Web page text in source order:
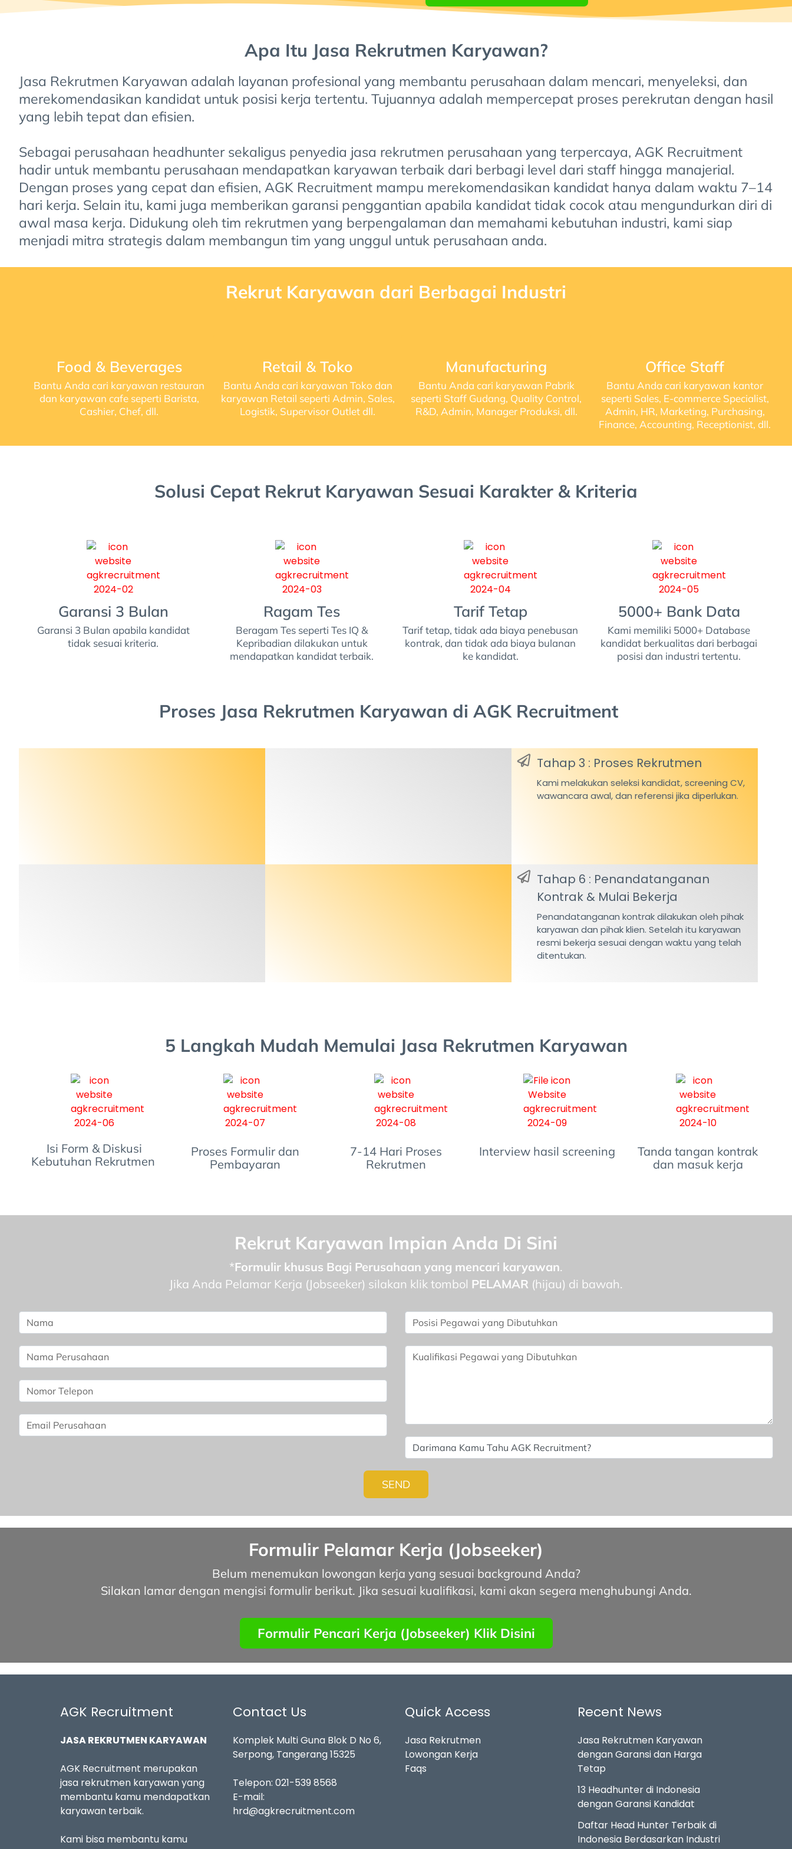
Apa Itu Jasa Rekrutmen Karyawan?
Jasa Rekrutmen Karyawan adalah layanan profesional yang membantu perusahaan dalam mencari, menyeleksi, dan
merekomendasikan kandidat untuk posisi kerja tertentu. Tujuannya adalah mempercepat proses perekrutan dengan hasil
yang lebih tepat dan efisien.
Sebagai perusahaan headhunter sekaligus penyedia jasa rekrutmen perusahaan yang terpercaya, AGK Recruitment
hadir untuk membantu perusahaan mendapatkan karyawan terbaik dari berbagi level dari staff hingga manajerial.
Dengan proses yang cepat dan efisien, AGK Recruitment mampu merekomendasikan kandidat hanya dalam waktu 7–14
hari kerja. Selain itu, kami juga memberikan garansi penggantian apabila kandidat tidak cocok atau mengundurkan diri di
awal masa kerja. Didukung oleh tim rekrutmen yang berpengalaman dan memahami kebutuhan industri, kami siap
menjadi mitra strategis dalam membangun tim yang unggul untuk perusahaan anda.
Rekrut Karyawan dari Berbagai Industri
Food & Beverages
Bantu Anda cari karyawan restauran
dan karyawan cafe seperti Barista,
Cashier, Chef, dll.
Retail & Toko
Bantu Anda cari karyawan Toko dan
karyawan Retail seperti Admin, Sales,
Logistik, Supervisor Outlet dll.
Manufacturing
Bantu Anda cari karyawan Pabrik
seperti Staff Gudang, Quality Control,
R&D, Admin, Manager Produksi, dll.
Office Staff
Bantu Anda cari karyawan kantor
seperti Sales, E-commerce Specialist,
Admin, HR, Marketing, Purchasing,
Finance, Accounting, Receptionist, dll.
Solusi Cepat Rekrut Karyawan Sesuai Karakter & Kriteria
Garansi 3 Bulan
Garansi 3 Bulan apabila kandidat
tidak sesuai kriteria.
Ragam Tes
Beragam Tes seperti Tes IQ &
Kepribadian dilakukan untuk
mendapatkan kandidat terbaik.
Tarif Tetap
Tarif tetap, tidak ada biaya penebusan
kontrak, dan tidak ada biaya bulanan
ke kandidat.
5000+ Bank Data
Kami memiliki 5000+ Database
kandidat berkualitas dari berbagai
posisi dan industri tertentu.
Proses Jasa Rekrutmen Karyawan di AGK Recruitment
bekerja.
Tahap 3 : Proses Rekrutmen
Kami melakukan seleksi kandidat, screening CV,
wawancara awal, dan referensi jika diperlukan.
Tahap 6 : Penandatanganan
Kontrak & Mulai Bekerja
Penandatanganan kontrak dilakukan oleh pihak
karyawan dan pihak klien. Setelah itu karyawan
resmi bekerja sesuai dengan waktu yang telah
ditentukan.
5 Langkah Mudah Memulai Jasa Rekrutmen Karyawan
Isi Form & Diskusi
Kebutuhan Rekrutmen
Proses Formulir dan
Pembayaran
7-14 Hari Proses
Rekrutmen
Interview hasil screening
Tanda tangan kontrak
dan masuk kerja
Rekrut Karyawan Impian Anda Di Sini
*Formulir khusus Bagi Perusahaan yang mencari karyawan.
Jika Anda Pelamar Kerja (Jobseeker) silakan klik tombol PELAMAR (hijau) di bawah.​
SEND
Formulir Pelamar Kerja (Jobseeker)
Belum menemukan lowongan kerja yang sesuai background Anda?
Silakan lamar dengan mengisi formulir berikut. Jika sesuai kualifikasi, kami akan segera menghubungi Anda.
Formulir Pencari Kerja (Jobseeker) Klik Disini
AGK Recruitment
JASA REKRUTMEN KARYAWAN
AGK Recruitment merupakan
jasa rekrutmen karyawan yang
membantu kamu mendapatkan
karyawan terbaik.
Kami bisa membantu kamu
Contact Us
Komplek Multi Guna Blok D No 6,
Serpong, Tangerang 15325
Telepon: 021-539 8568
E-mail:
hrd@agkrecruitment.com
Quick Access
Jasa Rekrutmen
Lowongan Kerja
Faqs
Recent News
Jasa Rekrutmen Karyawan
dengan Garansi dan Harga
Tetap
13 Headhunter di Indonesia
dengan Garansi Kandidat
Daftar Head Hunter Terbaik di
Indonesia Berdasarkan Industri